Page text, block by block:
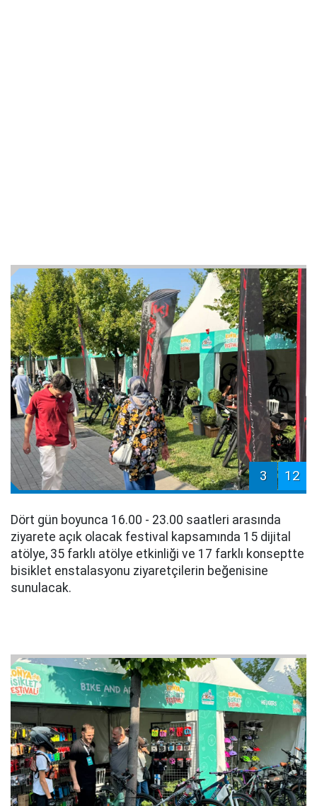
3 12
Dört gün boyunca 16.00 - 23.00 saatleri arasında
ziyarete açık olacak festival kapsamında 15 dijital
atölye, 35 farklı atölye etkinliği ve 17 farklı konseptte
bisiklet enstalasyonu ziyaretçilerin beğenisine
sunulacak.